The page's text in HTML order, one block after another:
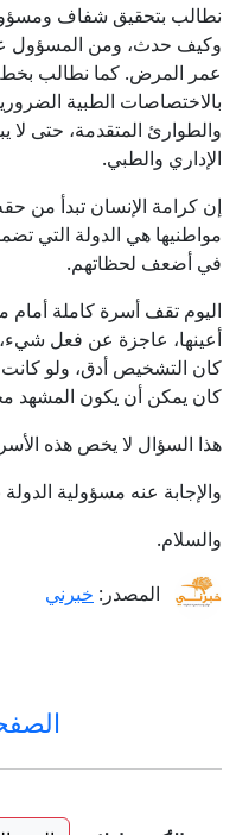
نطالب بتحقيق شفاف
وكيف حدث، ومن المسؤول
عمر المرض. كما نطالب
بالاختصاصات الطبية
والطوارئ المتقدمة، حتى لا
الإداري والطبي.
إن كرامة الإنسان تبدأ من
مواطنيها هي الدولة التي
في أضعف لحظاتهم.
اليوم تقف أسرة كاملة أمام
أعينها، عاجزة عن فعل شيء،
كان التشخيص أدق، ولو
كان يمكن أن يكون المشهد
هذا السؤال لا يخص هذه
والإجابة عنه مسؤولية
والسلام.
المصدر: خبرني